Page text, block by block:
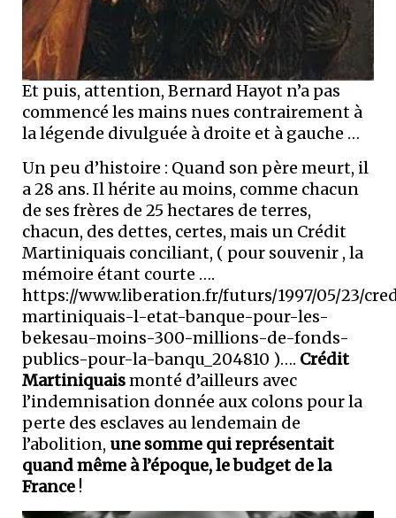
Et puis, attention, Bernard Hayot n’a pas
commencé les mains nues contrairement à
la légende divulguée à droite et à gauche …
Un peu d’histoire : Quand son père meurt, il
a 28 ans. Il hérite au moins, comme chacun
de ses frères de 25 hectares de terres,
chacun, des dettes, certes, mais un Crédit
Martiniquais conciliant, ( pour souvenir , la
mémoire étant courte ….
https://www.liberation.fr/futurs/1997/05/23/
martiniquais-l-etat-banque-pour-les-
bekesau-moins-300-millions-de-fonds-
publics-pour-la-banqu_204810 )…. Crédit
Martiniquaismonté d’ailleurs avec
l’indemnisation donnée aux colons pour la
perte des esclaves au lendemain de
l’abolition, une somme qui représentait
quand même à l’époque, le budget de la
France !